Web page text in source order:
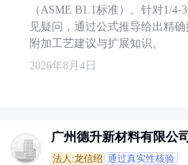
（ASME B1.1标准）。针对1/4-
见疑问，通过公式推导给出精
附加工艺建议与扩展知识。
2026年8月4日
广州德升新材料有限公司
法人:龙信绍 通过真实性核验